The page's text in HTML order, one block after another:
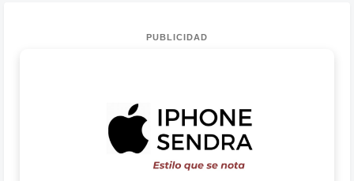
PUBLICIDAD